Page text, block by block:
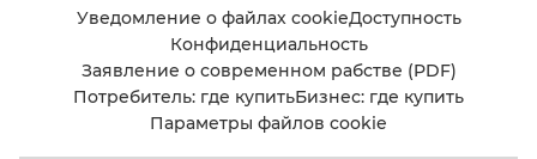
Уведомление о файлах cookieДоступность
Конфиденциальность
Заявление о современном рабстве (PDF)
Потребитель: где купитьБизнес: где купить
Параметры файлов cookie